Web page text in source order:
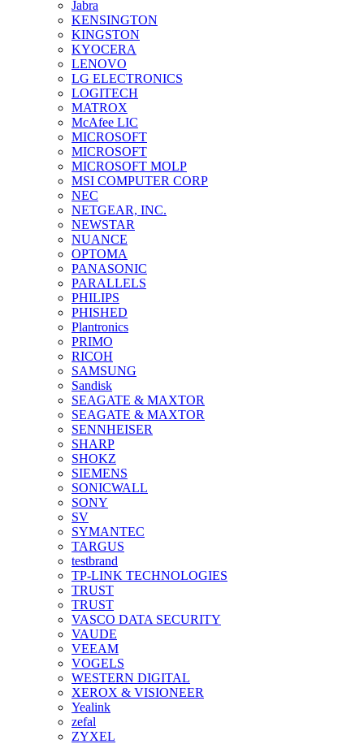
Jabra
KENSINGTON
KINGSTON
KYOCERA
LENOVO
LG ELECTRONICS
LOGITECH
MATROX
McAfee LIC
MICROSOFT
MICROSOFT
MICROSOFT MOLP
MSI COMPUTER CORP
NEC
NETGEAR, INC.
NEWSTAR
NUANCE
OPTOMA
PANASONIC
PARALLELS
PHILIPS
PHISHED
Plantronics
PRIMO
RICOH
SAMSUNG
Sandisk
SEAGATE & MAXTOR
SEAGATE & MAXTOR
SENNHEISER
SHARP
SHOKZ
SIEMENS
SONICWALL
SONY
SV
SYMANTEC
TARGUS
testbrand
TP-LINK TECHNOLOGIES
TRUST
TRUST
VASCO DATA SECURITY
VAUDE
VEEAM
VOGELS
WESTERN DIGITAL
XEROX & VISIONEER
Yealink
zefal
ZYXEL